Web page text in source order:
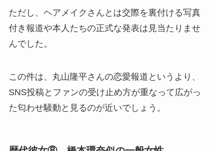
ただし、ヘアメイクさんとは交際を裏付ける写真
付き報道や本人たちの正式な発表は見当たりませ
んでした。
この件は、丸山隆平さんの恋愛報道というより、
SNS投稿とファンの受け止め方が重なって広がっ
た匂わせ騒動と見るのが近いでしょう。